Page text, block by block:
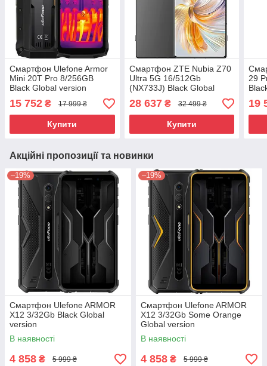
Смартфон Ulefone Armor
Mini 20T Pro 8/256GB
Black Global version
15 752 ₴ 17 999 ₴
Купити
Смартфон ZTE Nubia Z70
Ultra 5G 16/512Gb
(NX733J) Black Global
version
28 637₴ 32 499 ₴
Купити
29
19
Акційні пропозиції та новинки
–19%
Смартфон Ulefone ARMOR
X12 3/32Gb Black Global
version
В наявності
4 858 ₴ 5 999 ₴
–19%
Смартфон Ulefone ARMOR
X12 3/32Gb Some Orange
Global version
В наявності
4 858 ₴ 5 999 ₴